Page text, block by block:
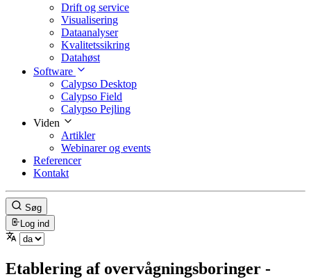
Drift og service
Visualisering
Dataanalyser
Kvalitetssikring
Datahøst
Software
Calypso Desktop
Calypso Field
Calypso Pejling
Viden
Artikler
Webinarer og events
Referencer
Kontakt
Søg
Log ind
Etablering af overvågningsboringer -